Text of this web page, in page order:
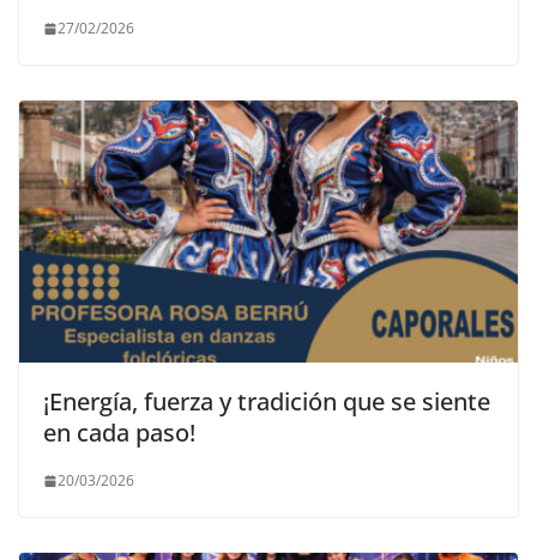
27/02/2026
¡Energía, fuerza y tradición que se siente
en cada paso!
20/03/2026